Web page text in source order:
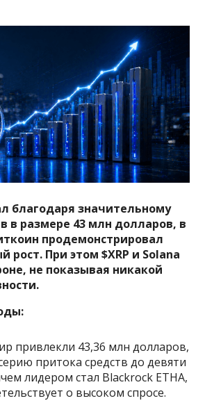
благодаря значительному
в размере 43 млн долларов, в
продемонстрировал
рост. При этом $XRP и Solana
не показывая никакой
привлекли 43,36 млн долларов,
притока средств до девяти
лидером стал Blackrock ETHA,
о высоком спросе.